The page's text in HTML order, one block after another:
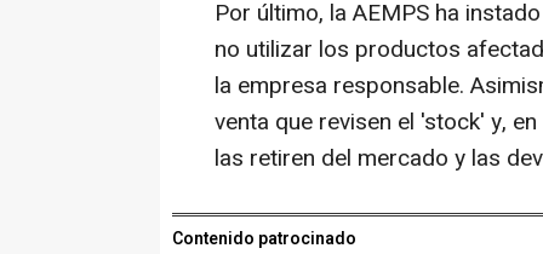
Por último, la AEMPS ha
no utilizar los productos
la empresa responsable.
venta que revisen el 'stock' y,
las retiren del mercado y las
Contenido patrocinado